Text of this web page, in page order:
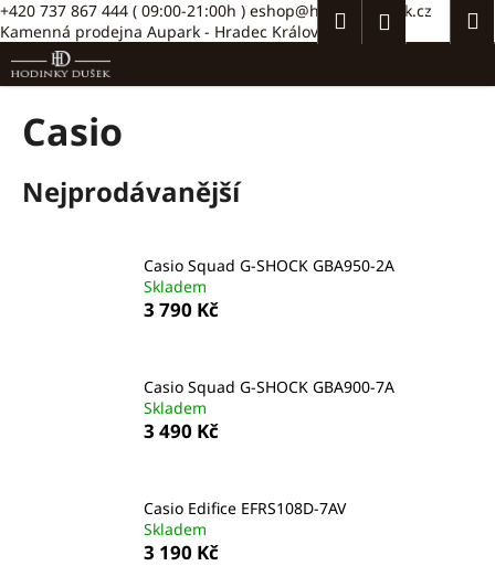
Přejít
na
+420 737 867 444 ( 09:00-21:00h ) eshop@hodinkydusek.cz
Kamenná prodejna Aupark - Hradec Králové >>
HledatPřihlášení
Casio
Nejprodávanější
Casio Squad G-SHOCK GBA950-2A
Skladem
3 790 Kč
Casio Squad G-SHOCK GBA900-7A
Skladem
3 490 Kč
Casio Edifice EFRS108D-7AV
Skladem
3 190 Kč
K
o
š
í
Zpět
Zpět
C
o
p
o